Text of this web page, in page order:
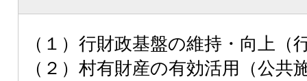
（１）行財政基盤の維持・向上（
（２）村有財産の有効活用（公共